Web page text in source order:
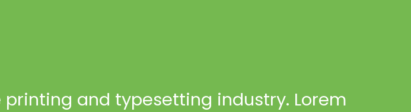
and typesetting industry. Lorem